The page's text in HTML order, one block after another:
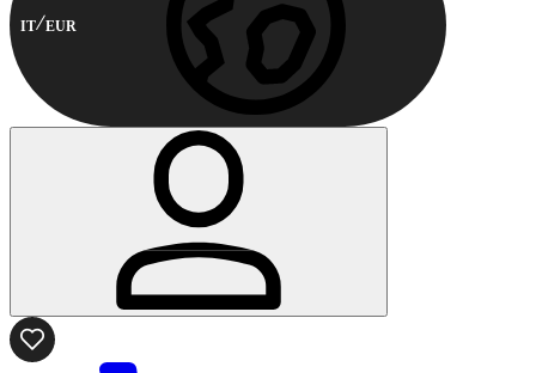
IT EUR